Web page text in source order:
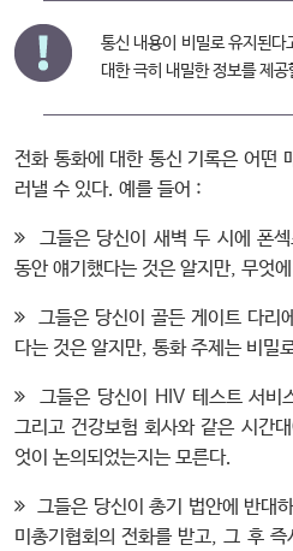
통신 내용이 비밀로 유지된다
대한 극히 내밀한 정보를 제공
전화 통화에 대한 통신 기록은 어떤
러낼 수 있다. 예를 들어 :
 그들은 당신이 새벽 두 시에 폰
동안 얘기했다는 것은 알지만, 무엇
 그들은 당신이 골든 게이트 다리
다는 것은 알지만, 통화 주제는 비밀
 그들은 당신이 HIV 테스트 서비
그리고 건강보험 회사와 같은 시간
엇이 논의되었는지는 모른다.
 그들은 당신이 총기 법안에 반대
미총기협회의 전화를 받고, 그 후